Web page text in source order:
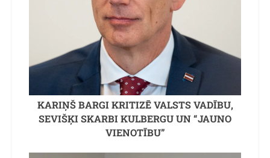
KARIŅŠ BARGI KRITIZĒ VALSTS VADĪBU,
SEVIŠĶI SKARBI KULBERGU UN “JAUNO
VIENOTĪBU”